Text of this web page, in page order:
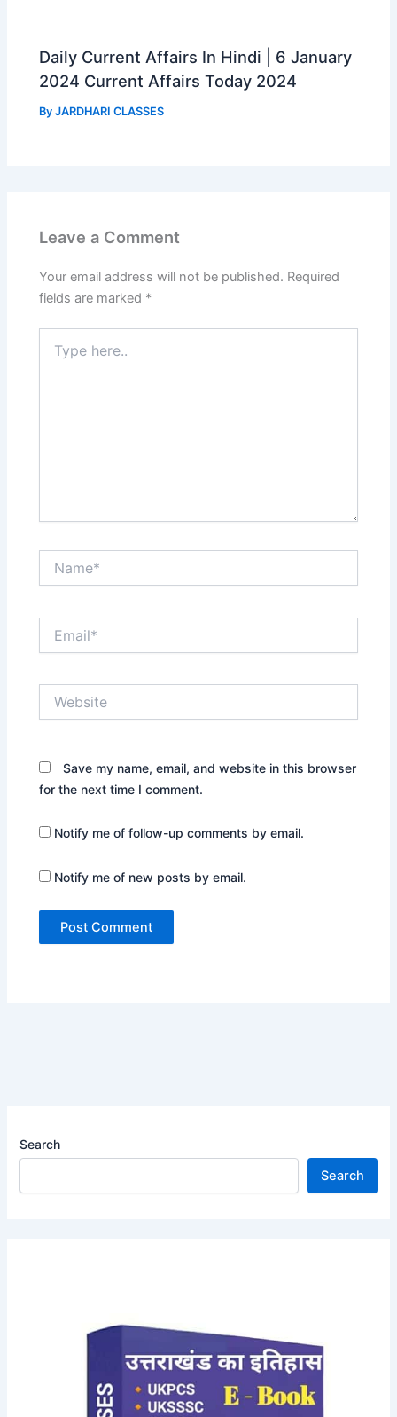
Daily Current Affairs In Hindi | 6 January
2024 Current Affairs Today 2024
ByJARDHARI CLASSES
Leave a Comment
Your email address will not be published. Required
fields are marked *
here..
Save my name, email, and website in this browser
for the next time I comment.
Notify me of follow-up comments by email.
Notify me of new posts by email.
Search
Search